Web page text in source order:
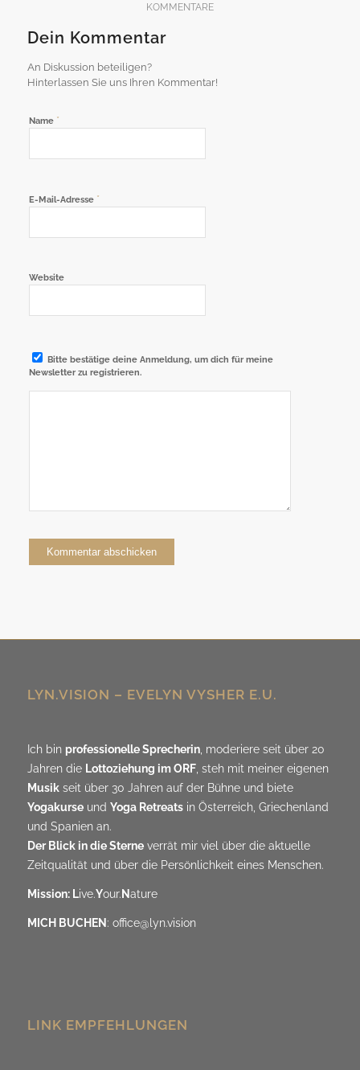
KOMMENTARE
Dein Kommentar
An Diskussion beteiligen?
Hinterlassen Sie uns Ihren Kommentar!
Name *
E-Mail-Adresse *
Website
Bitte bestätige deine Anmeldung, um dich für meine
Newsletter zu registrieren.
LYN.VISION – EVELYN VYSHER E.U.
Ich bin professionelle Sprecherin, moderiere seit über 20
Jahren die Lottoziehung im ORF, steh mit meiner eigenen
Musikseit über 30 Jahren auf der Bühne und biete
Yogakurseund Yoga Retreatsin Österreich, Griechenland
und Spanien an.
Der Blick in die Sterneverrät mir viel über die aktuelle
Zeitqualität und über die Persönlichkeit eines Menschen.
Mission: Live.Your. Nature
MICH BUCHEN : office@lyn.vision
LINK EMPFEHLUNGEN